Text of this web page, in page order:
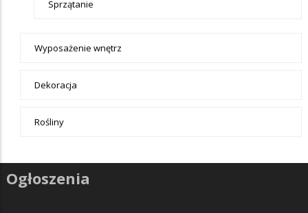
Sprzątanie
Wyposażenie wnętrz
Dekoracja
Rośliny
Ogłoszenia